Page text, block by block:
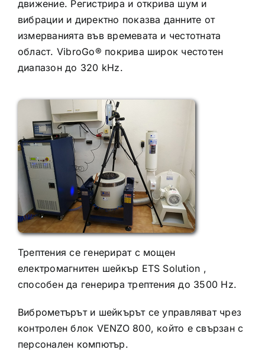
движение. Регистрира и открива шум и
вибрации и директно показва данните от
измерванията във времевата и честотната
област. VibroGo® покрива широк честотен
диапазон до 320 kHz.
Трептения се генерират с мощен
електромагнитен шейкър ETS Solution ,
способен да генерира трептения до 3500 Hz.
Виброметърът и шейкърът се управляват чрез
контролен блок VENZO 800, който е свързан с
персонален компютър.